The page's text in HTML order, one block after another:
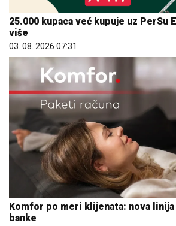
25.000 kupaca već kupuje uz PerSu
više
03. 08. 2026 07:31
Komfor po meri klijenata: nova linija
banke